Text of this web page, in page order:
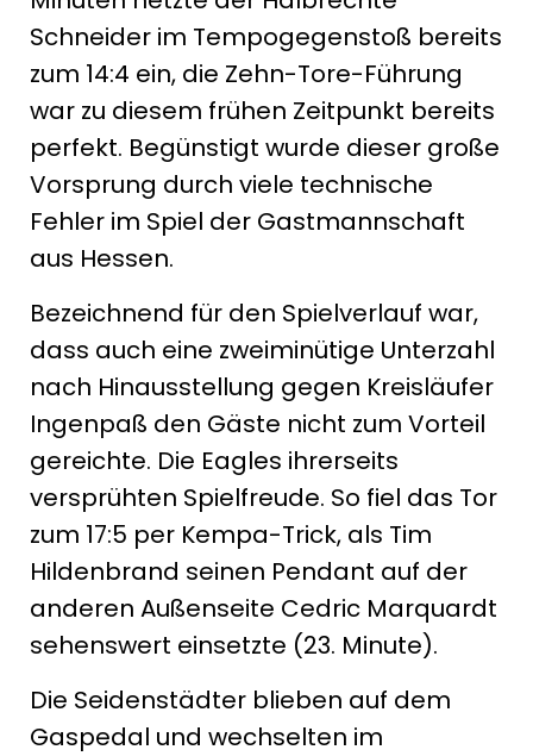
Schneider im Tempogegenstoß bereits
zum 14:4 ein, die Zehn-Tore-Führung
war zu diesem frühen Zeitpunkt bereits
perfekt. Begünstigt wurde dieser große
Vorsprung durch viele technische
Fehler im Spiel der Gastmannschaft
aus Hessen.
Bezeichnend für den Spielverlauf war,
dass auch eine zweiminütige Unterzahl
nach Hinausstellung gegen Kreisläufer
Ingenpaß den Gäste nicht zum Vorteil
gereichte. Die Eagles ihrerseits
versprühten Spielfreude. So fiel das Tor
zum 17:5 per Kempa-Trick, als Tim
Hildenbrand seinen Pendant auf der
anderen Außenseite Cedric Marquardt
sehenswert einsetzte (23. Minute).
Die Seidenstädter blieben auf dem
Gaspedal und wechselten im